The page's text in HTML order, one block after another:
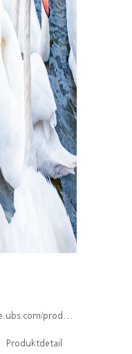
index/isin/DE000WA7BFM8
Produktdetail